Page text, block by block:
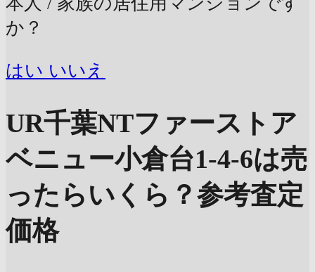
か？
はい いいえ
UR千葉NTファーストア
ベニュー小倉台1-4-6は売
ったらいくら？参考査定
価格